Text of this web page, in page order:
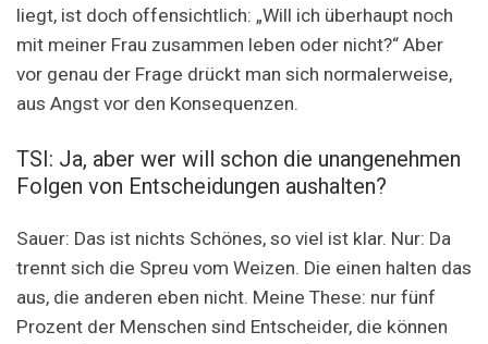
liegt, ist doch offensichtlich: „Will ich überhaupt noch
mit meiner Frau zusammen leben oder nicht?“ Aber
vor genau der Frage drückt man sich normalerweise,
aus Angst vor den Konsequenzen.
TSI: Ja, aber wer will schon die unangenehmen
Folgen von Entscheidungen aushalten?
Sauer: Das ist nichts Schönes, so viel ist klar. Nur: Da
trennt sich die Spreu vom Weizen. Die einen halten das
aus, die anderen eben nicht. Meine These: nur fünf
Prozent der Menschen sind Entscheider, die können